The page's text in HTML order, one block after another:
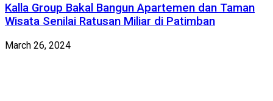
Kalla Group Bakal Bangun Apartemen dan Taman
Wisata Senilai Ratusan Miliar di Patimban
March 26, 2024